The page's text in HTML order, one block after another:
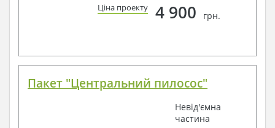
Ціна проекту 4 900 грн.
Пакет "Центральний пилосос"
Невід'ємна
частина